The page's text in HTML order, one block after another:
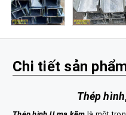
Chi tiết sản
Thép hình